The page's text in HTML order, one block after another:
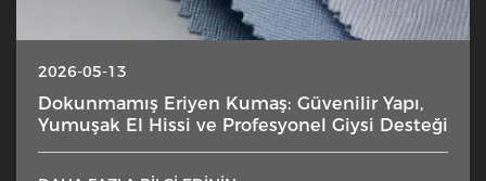
2026-05-13
Dokunmamış Eriyen Kumaş: Güvenilir Yapı,
Yumuşak El Hissi ve Profesyonel Giysi Desteği